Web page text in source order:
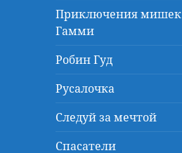
Приключения мишек
Гамми
Робин Гуд
Русалочка
Следуй за мечтой
Спасатели